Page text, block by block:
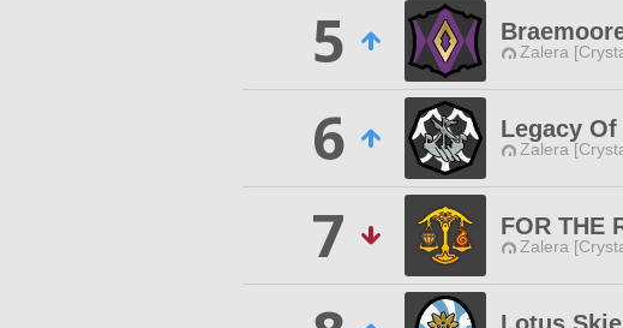
5
Zalera
6
Legacy
Zalera
7
FOR THE
Zalera